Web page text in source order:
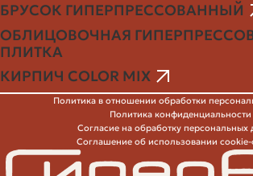
Размер и геометрия
Стандартный одинарный кирпич
примерно 250х120х65 мм,
мм, двойной — 250х120х138 мм.
чаще всего встречаются в российских
точность геометрии — ровный кирпич
кладку и экономит раствор.
БРУСОК ГИПЕРПРЕССОВАННЫЙ
ОБЛИЦОВОЧНАЯ
ПЛИТКА
КИРПИЧ COLOR MIX
Политика в отношении обработки
Политика конфиденциальности
Согласие на обработку персональных
Соглашение об использовании